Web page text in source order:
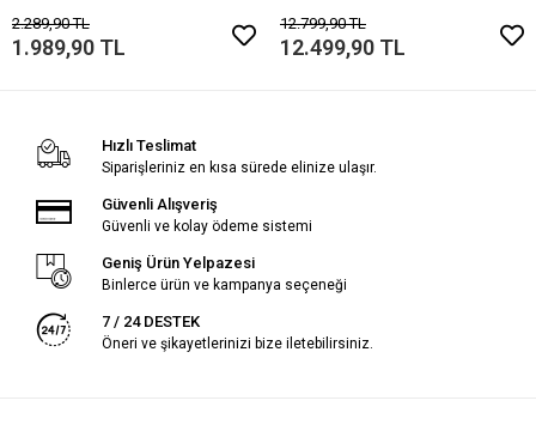
2.289,90 TL
1.989,90 TL
12.799,90 TL
12.499,90 TL
Hızlı Teslimat
Siparişleriniz en kısa sürede elinize ulaşır.
Güvenli Alışveriş
Güvenli ve kolay ödeme sistemi
Geniş Ürün Yelpazesi
Binlerce ürün ve kampanya seçeneği
7 / 24 DESTEK
Öneri ve şikayetlerinizi bize iletebilirsiniz.